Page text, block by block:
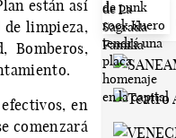
están así
de limpieza,
Bomberos,
en
comenzará